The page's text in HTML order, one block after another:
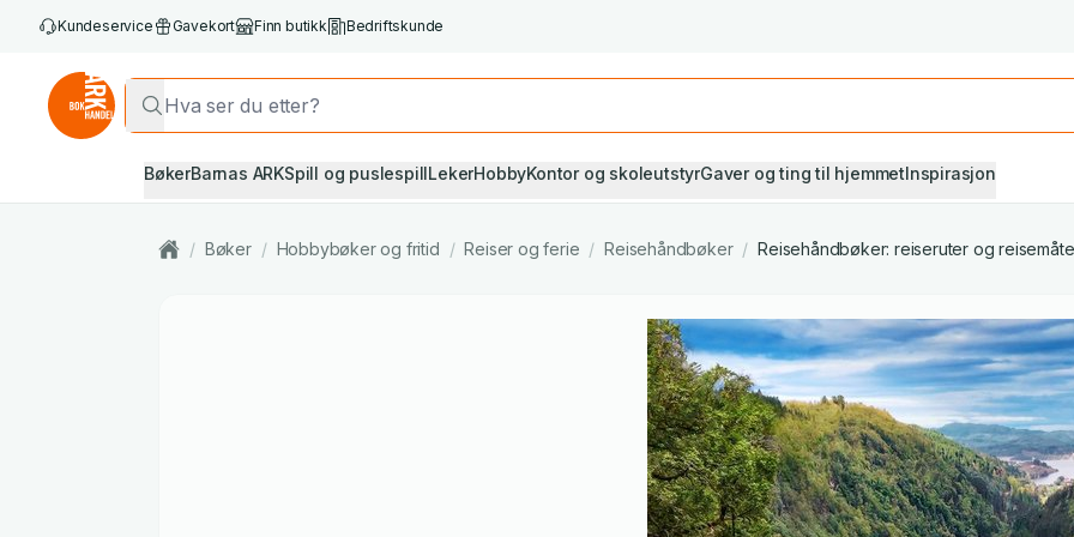
Kundeservice Gavekort Finn butikk Bedriftskunde
BøkerBarnas ARKSpill og puslespillLekerHobbyKontor og skoleutstyrGaver og ting til hjemmetInspirasjon
/ Bøker / Hobbybøker og fritid / Reiser og ferie / Reisehåndbøker / Reisehåndbøker: reiseruter og